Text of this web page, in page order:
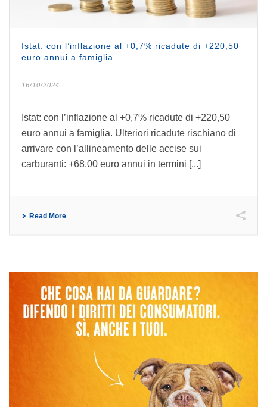
Istat: con l’inflazione al +0,7% ricadute di +220,50
euro annui a famiglia.
16/10/2024
Istat: con l’inflazione al +0,7% ricadute di +220,50
euro annui a famiglia. Ulteriori ricadute rischiano di
arrivare con l’allineamento delle accise sui
carburanti: +68,00 euro annui in termini [...]
Read More